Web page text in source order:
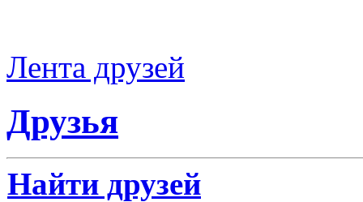
Лента друзей
Друзья
Найти друзей